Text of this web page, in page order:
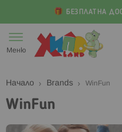
БЕЗПЛАТНА
към
съдържанието
Меню
Начало Brands WinFun
WinFun